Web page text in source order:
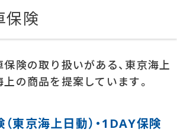
保険
険の取り扱いがある、東京海上
上の商品を提案しています。
東京海上日動）・1DAY保険